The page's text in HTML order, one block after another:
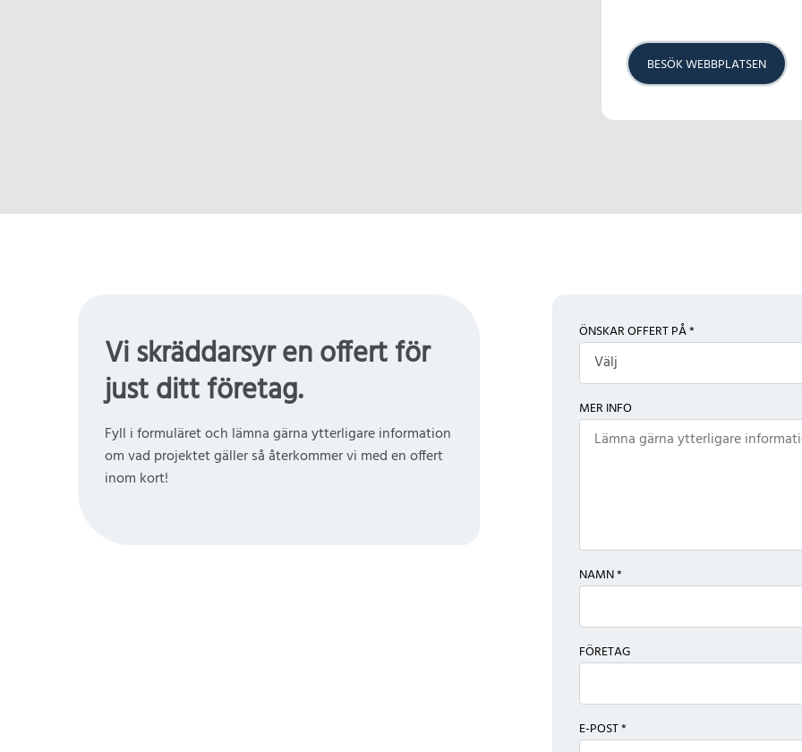
BESÖK WEBBPLATSEN
Vi skräddarsyr en offert för
just ditt företag.
Fyll i formuläret och lämna gärna ytterligare information
om vad projektet gäller så återkommer vi med en offert
inom kort!
ÖNSKAR OFFERT PÅ *
Välj
MER INFO
NAMN *
FÖRETAG
E-POST *